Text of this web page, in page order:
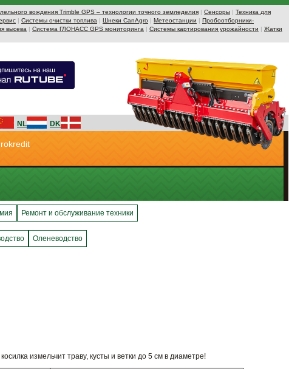
вождения Trimble GPS – технологии точного земледелия | Сенсоры | Техника для
| Системы очистки топлива | Шнеки CanAgro | Метеостанции | Пробоотборники-
высева | Система ГЛОНАСС GPS мониторинга | Системы картирования урожайности | Жатки
NL DK
Ремонт и обслуживание техники
Оленеводство
измельчит траву, кусты и ветки до 5 см в диаметре!